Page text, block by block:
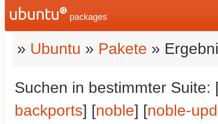
packages
» Ubuntu » Pakete »
Suchen in bestimmter Suite:
backports] [noble] [noble-